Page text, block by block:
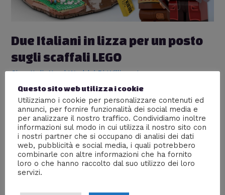
Due Italiani in lizza per un posto
sugli scaffali LEGO
Giocattoli,Nerd World/ DiWilliam J
Due miei amici hanno proposto su LEGO Ideas un
bellissimo progetto dedicato alla “Fabbrica di
Cioccolato”. Se votiamo tutti insieme potrà essere
messo in produzione il primo progetto italiano fatto coi
mattoncini. LEGO deve molto del suo essere al primo
posto tra i produttori mondiali di giocattoli alla sua
relazione con i propri appassionati sparsi …
LEGO
Leggi altro »
Questo sito web utilizza i cookie
Utilizziamo i cookie per personalizzare contenuti ed
annunci, per fornire funzionalità dei social media e
per analizzare il nostro traffico. Condividiamo inoltre
informazioni sul modo in cui utilizza il nostro sito con
i nostri partner che si occupano di analisi dei dati
web, pubblicità e social media, i quali potrebbero
combinarle con altre informazioni che ha fornito
loro o che hanno raccolto dal suo utilizzo dei loro
servizi.